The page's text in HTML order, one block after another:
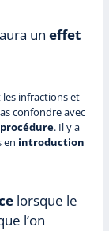
uneffet
les infractions et
confondre avec
procédure. Il y a
en introduction
lorsque le
l’on